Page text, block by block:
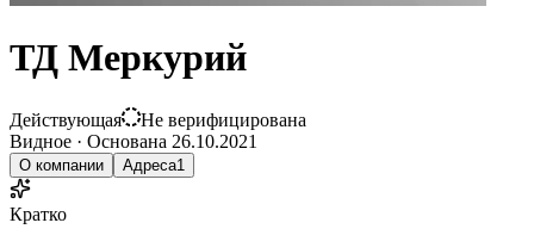
ТД Меркурий
Действующая
Не верифицирована
Видное · Основана 26.10.2021
О компании Адреса1
Кратко